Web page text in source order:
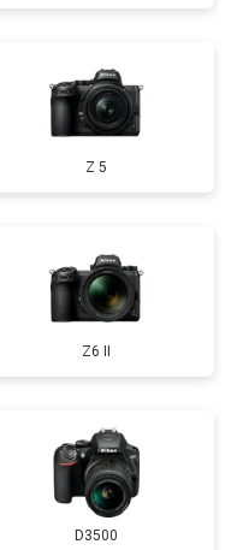
Z 5
Z6 II
D3500